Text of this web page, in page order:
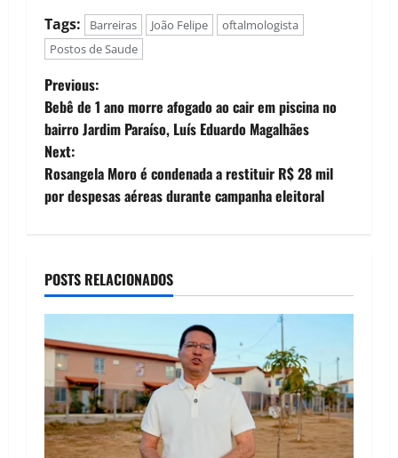
vídeo entusiasmado
em suas redes
sociais convidando a
comunidade de
Barreiras para
participar da “Feira
de Saúde Mais
Perto”, promovida
pelo Governo do…
Tags: Barreiras João Felipe
oftalmologista
Postos de Saude
P
o
s
t
a
v
i
g
a
Previous:
Bebê de 1 ano morre afogado ao cair em piscina no
bairro Jardim Paraíso, Luís Eduardo Magalhães
Next:
Rosangela Moro é condenada a restituir R$ 28 mil
por despesas aéreas durante campanha eleitoral
POSTS RELACIONADOS